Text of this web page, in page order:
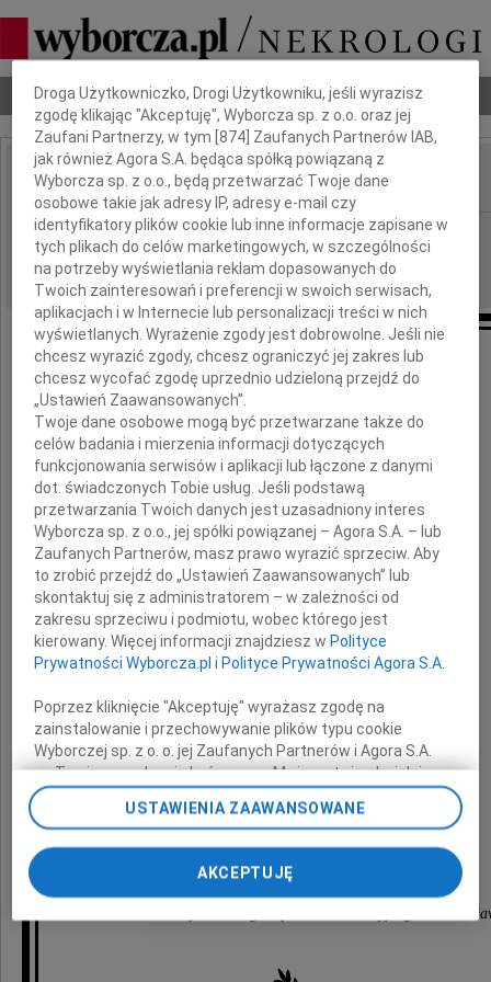
Nekrologi Odeszli Poradnik pogrzebowy
IMIĘ I NAZWISKO:
REGION: Wrocław
DATA EMISJI: 11.06.2026
Pani
Edycie Luniak
wyrazy głębokiego współczucia
z powodu śmierci
Mamy
składają
sędziowie i pracownicy
Wojewódzkiego Sądu Administracyjnego we
Dbamy o Twoją prywatność
Droga Użytkowniczko, Drogi Użytkowniku, jeśli wyrazisz
zgodę klikając "Akceptuję", Wyborcza sp. z o.o. oraz jej
Zaufani Partnerzy, w tym [874 ] Zaufanych Partnerów IAB,
jak również Agora S.A. będąca spółką powiązaną z
Wyborcza sp. z o.o., będą przetwarzać Twoje dane
osobowe takie jak adresy IP, adresy e-mail czy
identyfikatory plików cookie lub inne informacje zapisane w
tych plikach do celów marketingowych, w szczególności
na potrzeby wyświetlania reklam dopasowanych do
Twoich zainteresowań i preferencji w swoich serwisach,
aplikacjach i w Internecie lub personalizacji treści w nich
wyświetlanych. Wyrażenie zgody jest dobrowolne. Jeśli nie
chcesz wyrazić zgody, chcesz ograniczyć jej zakres lub
chcesz wycofać zgodę uprzednio udzieloną przejdź do
„Ustawień Zaawansowanych”.
Twoje dane osobowe mogą być przetwarzane także do
celów badania i mierzenia informacji dotyczących
funkcjonowania serwisów i aplikacji lub łączone z danymi
dot. świadczonych Tobie usług. Jeśli podstawą
przetwarzania Twoich danych jest uzasadniony interes
Wyborcza sp. z o.o., jej spółki powiązanej – Agora S.A. – lub
Zaufanych Partnerów, masz prawo wyrazić sprzeciw. Aby
to zrobić przejdź do „Ustawień Zaawansowanych” lub
skontaktuj się z administratorem – w zależności od
zakresu sprzeciwu i podmiotu, wobec którego jest
kierowany. Więcej informacji znajdziesz w Polityce
Prywatności Wyborcza.pl i Polityce Prywatności Agora S.A.
Poprzez kliknięcie "Akceptuję" wyrażasz zgodę na
zainstalowanie i przechowywanie plików typu cookie
Wyborczej sp. z o. o. jej Zaufanych Partnerów i Agora S.A.
na Twoim urządzeniu końcowym. Możesz też w każdej
chwili zmienić swoje preferencje dot. plików cookie,
ponownie wywołując narzędzie do zarządzania Twoimi
odnośnik „Ustawienia prywatności” w stopce serwisu i
przechodząc do sekcji „Ustawienia zaawansowane”.
Zmiana ustawień plików cookie możliwa jest także za
pomocą ustawień przeglądarki.
My, nasi Zaufani Partnerzy i Agora S.A. możemy
USTAWIENIA ZAAWANSOWANE
AKCEPTUJĘ